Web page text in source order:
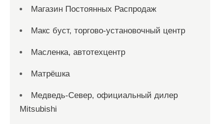
Магазин Постоянных Распродаж
Макс буст, торгово-установочный центр
Масленка, автотехцентр
Матрёшка
Медведь-Север, официальный дилер
Mitsubishi